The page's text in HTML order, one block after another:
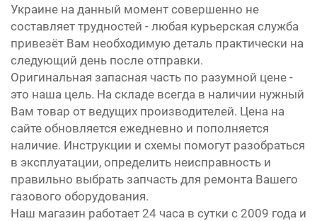
Украине на данный момент совершенно не
составляет трудностей - любая курьерская служба
привезёт Вам необходимую деталь практически на
следующий день после отправки.
Оригинальная запасная часть по разумной цене -
это наша цель. На складе всегда в наличии нужный
Вам товар от ведущих производителей. Цена на
сайте обновляется ежедневно и пополняется
наличие. Инструкции и схемы помогут разобраться
в эксплуатации, определить неисправность и
правильно выбрать запчасть для ремонта Вашего
газового оборудования.
Наш магазин работает 24 часа в сутки с 2009 года и